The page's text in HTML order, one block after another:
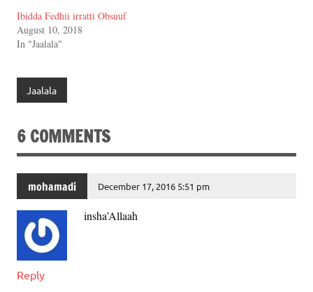
Ibidda Fedhii irratti Obsuuf
August 10, 2018
In "Jaalala"
Jaalala
6 COMMENTS
mohamadi December 17, 2016 5:51 pm
insha’Allaah
Reply